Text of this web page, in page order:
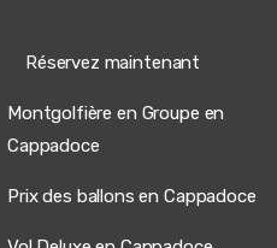
Réservez maintenant
Montgolfière en Groupe en
Cappadoce
Prix des ballons en Cappadoce